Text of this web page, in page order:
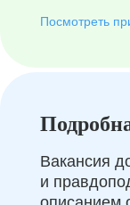
Посмотреть
Вакансия
и